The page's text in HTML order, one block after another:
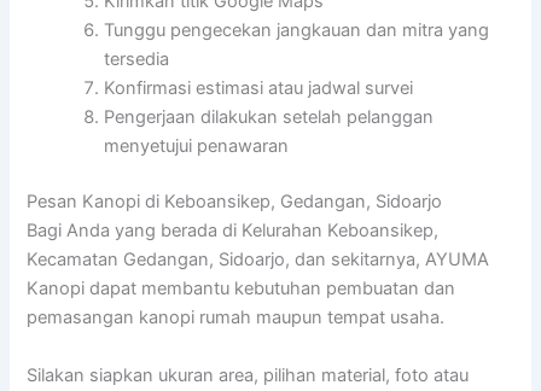
Tunggu pengecekan jangkauan dan mitra yang
tersedia
Konfirmasi estimasi atau jadwal survei
Pengerjaan dilakukan setelah pelanggan
menyetujui penawaran
Pesan Kanopi di Keboansikep, Gedangan, Sidoarjo
Bagi Anda yang berada di Kelurahan Keboansikep,
Kecamatan Gedangan, Sidoarjo, dan sekitarnya, AYUMA
Kanopi dapat membantu kebutuhan pembuatan dan
pemasangan kanopi rumah maupun tempat usaha.
Silakan siapkan ukuran area, pilihan material, foto atau